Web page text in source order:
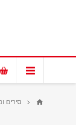
סירים